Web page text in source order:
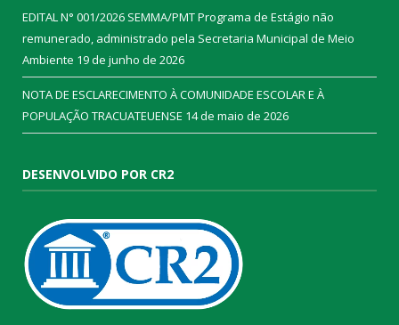
EDITAL N° 001/2026 SEMMA/PMT Programa de Estágio não
remunerado, administrado pela Secretaria Municipal de Meio
Ambiente 19 de junho de 2026
NOTA DE ESCLARECIMENTO À COMUNIDADE ESCOLAR E À
POPULAÇÃO TRACUATEUENSE 14 de maio de 2026
DESENVOLVIDO POR CR2